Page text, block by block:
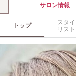
サロン情報
トップ
スタイ
リスト